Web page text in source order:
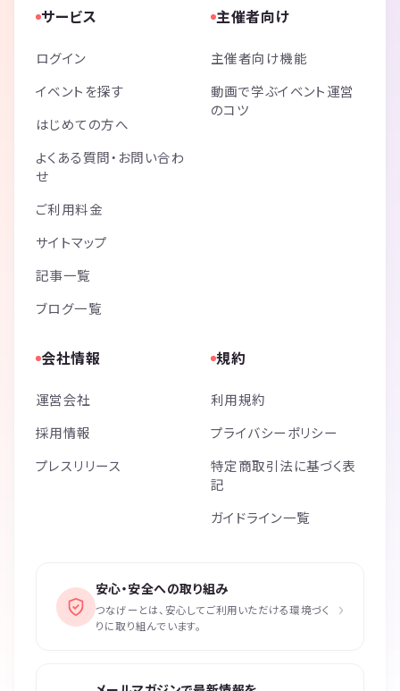
サービス
ログイン
イベントを探す
はじめての方へ
よくある質問・お問い合わ
せ
ご利用料金
サイトマップ
記事一覧
ブログ一覧
主催者向け
主催者向け機能
動画で学ぶイベント運営
のコツ
会社情報
運営会社
採用情報
プレスリリース
規約
利用規約
プライバシーポリシー
特定商取引法に基づく表
記
ガイドライン一覧
安心・安全への取り組み
つなげーとは、安心してご利用いただける環境づく
りに取り組んでいます。
›